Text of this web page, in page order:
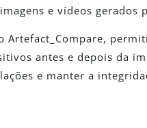
e vídeos gerados
Artefact_Compare,
antes e depois da
e manter a